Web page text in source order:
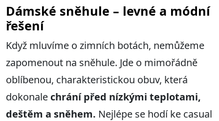
Dámské sněhule – levné a módní
řešení
Když mluvíme o zimních botách, nemůžeme
zapomenout na sněhule. Jde o mimořádně
oblíbenou, charakteristickou obuv, která
dokonale chrání před nízkými teplotami,
deštěm a sněhem. Nejlépe se hodí ke casual